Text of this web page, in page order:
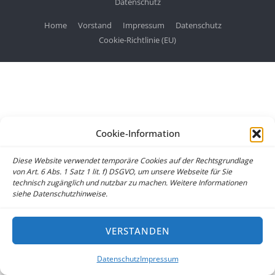
Cookie-Information
Diese Website verwendet temporäre Cookies auf der Rechtsgrundlage
von Art. 6 Abs. 1 Satz 1 lit. f) DSGVO, um unsere Webseite für Sie
technisch zugänglich und nutzbar zu machen. Weitere Informationen
siehe Datenschutzhinweise.
VERSTANDEN
DatenschutzImpressum
Home Vorstand Impressum
Datenschutz
Cookie-Richtlinie (EU)